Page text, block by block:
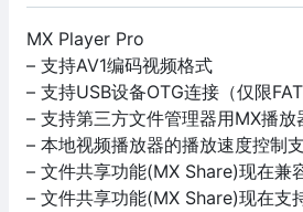
MX Player Pro
– 支持AV1编码视频格式
– 支持USB设备OTG连接（仅限
– 支持第三方文件管理器用MX播放
– 本地视频播放器的播放速度控制
– 文件共享功能(MX Share)现在兼
– 文件共享功能(MX Share)现在支